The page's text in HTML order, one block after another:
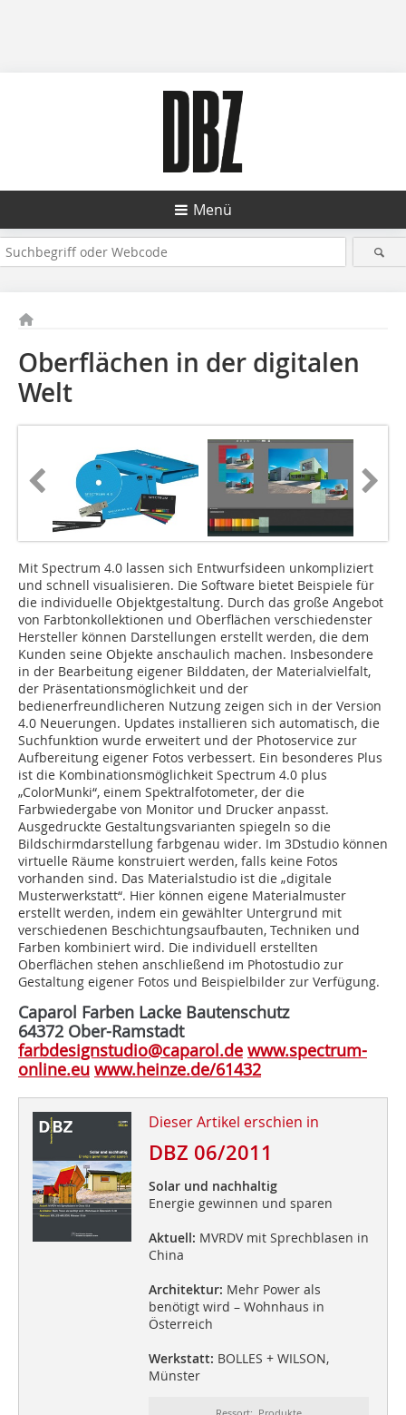
Menü
Oberflächen in der digitalen
Welt
Mit Spectrum 4.0 lassen sich Entwurfsideen unkompliziert
und schnell visualisieren. Die Software bietet Beispiele für
die individuelle Objektgestaltung. Durch das große Angebot
von Farbtonkollektionen und Oberflächen verschiedenster
Hersteller können Darstellungen erstellt werden, die dem
Kunden seine Objekte anschaulich machen. Insbesondere
in der Bearbeitung eigener Bilddaten, der Materialvielfalt,
der Präsentationsmöglichkeit und der
bedienerfreundlicheren Nutzung zeigen sich in der Version
4.0 Neuerungen. Updates installieren sich automatisch, die
Suchfunktion wurde erweitert und der Photoservice zur
Aufbereitung eigener Fotos verbessert. Ein besonderes Plus
ist die Kombinationsmöglichkeit Spectrum 4.0 plus
„ColorMunki“, einem Spektralfotometer, der die
Farbwiedergabe von Monitor und Drucker anpasst.
Ausgedruckte Gestaltungsvarianten spiegeln so die
Bildschirmdarstellung farbgenau wider. Im 3Dstudio können
virtuelle Räume konstruiert werden, falls keine Fotos
vorhanden sind. Das Materialstudio ist die „digitale
Musterwerkstatt“. Hier können eigene Materialmuster
erstellt werden, indem ein gewählter Untergrund mit
verschiedenen Beschichtungsaufbauten, Techniken und
Farben kombiniert wird. Die individuell erstellten
Oberflächen stehen anschließend im Photostudio zur
Gestaltung eigener Fotos und Beispielbilder zur Verfügung.
Caparol Farben Lacke Bautenschutz
64372 Ober-Ramstadt
farbdesignstudio@caparol.de www.spectrum-
online.eu www.heinze.de/61432
Dieser Artikel erschien in
DBZ 06/2011
Solar und nachhaltig
Energie gewinnen und sparen
Aktuell: MVRDV mit Sprechblasen in
China
Architektur: Mehr Power als
benötigt wird – Wohnhaus in
Österreich
Werkstatt: BOLLES + WILSON,
Münster